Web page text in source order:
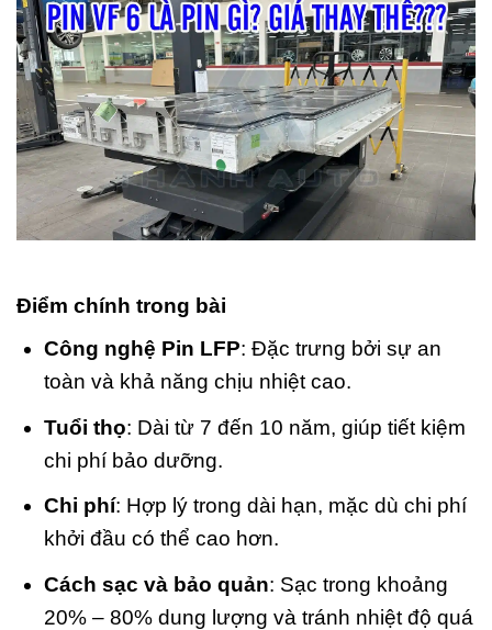
Điểm chính trong bài
Công nghệ Pin LFP: Đặc trưng bởi sự an
toàn và khả năng chịu nhiệt cao.
Tuổi thọ: Dài từ 7 đến 10 năm, giúp tiết kiệm
chi phí bảo dưỡng.
Chi phí: Hợp lý trong dài hạn, mặc dù chi phí
khởi đầu có thể cao hơn.
Cách sạc và bảo quản: Sạc trong khoảng
20% – 80% dung lượng và tránh nhiệt độ quá